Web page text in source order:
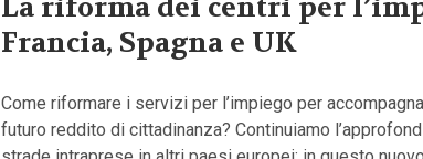
La riforma dei centri per
Francia, Spagna e UK
Come riformare i servizi per l’impiego per
futuro reddito di cittadinanza? Continuiamo